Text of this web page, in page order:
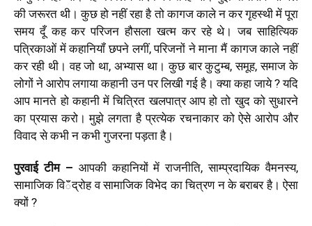
की जरूरत थी। कुछ हो नहीं रहा है तो कागज काले न कर गृहस्‍थी में पूरा
समय दूँ कह कर परिजन हौसला खत्‍म कर रहे थे। जब साहित्यिक
पत्रिकाओं में कहानियॉं छपने लगीं, परिजनों ने माना मैं कागज काले नहीं
कर रही थी। वह जो था, अभ्‍यास था। कुछ बार कुटुम्‍ब, समूह, समाज के
लोगों ने आरोप लगाया कहानी उन पर लिखी गई है। क्‍या कहा जाये ? यदि
आप मानते हो कहानी में चित्रित खलपात्र आप हो तो खुद को सुधारने
का प्रयास करो। मुझे लगता है प्रत्‍येक रचनाकार को ऐसे आरोप और
विवाद से कभी न कभी गुजरना पड़ता है।
पुरवाई टीम – आपकी कहानियों में राजनीति, साम्‍प्रदायिक वैमनस्‍य,
सामाजिक विఀद्रोह व सामाजिक विभेद का चित्रण न के बराबर है। ऐसा
क्‍यों ?